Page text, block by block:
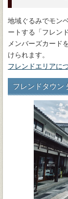
地域ぐるみでモン
ートする「フレン
メンバーズカード
けられます。
フレンドエリアに
フレンドタウン